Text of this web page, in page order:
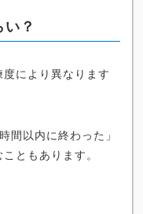
？
により異なります
間以内に終わった」
ともあります。